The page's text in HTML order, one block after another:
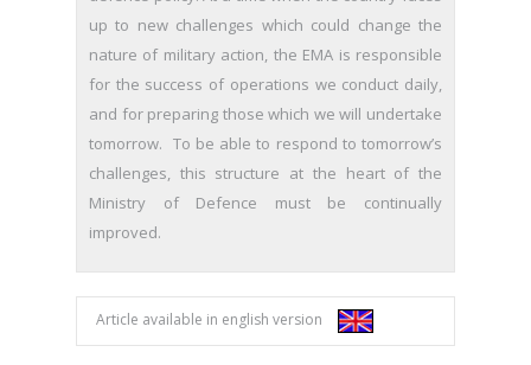
up to new challenges which could change the
nature of military action, the EMA is responsible
for the success of operations we conduct daily,
and for preparing those which we will undertake
tomorrow. To be able to respond to tomorrow’s
challenges, this structure at the heart of the
Ministry of Defence must be continually
improved.
Article available in english version